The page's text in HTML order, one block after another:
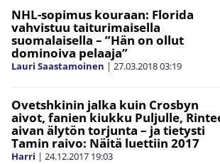
NHL-sopimus kouraan: Florida
vahvistuu taiturimaisella
suomalaisella – ”Hän on ollut
dominoiva pelaaja”
Lauri Saastamoinen | 27.03.201803:19
Ovetshkinin jalka kuin Crosbyn
aivot, fanien kiukku Puljulle,
aivan älytön torjunta – ja tietysti
Tamin raivo: Näitä luettiin 2017
Harri | 24.12.2017 19:03